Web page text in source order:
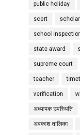
public holiday
scert
school
state award
supreme court
teacher
verification
अध्यापक उपस्थिति
अवकाश तालिका